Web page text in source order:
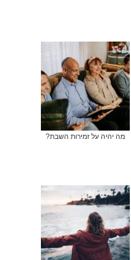
מה יהיה על זמירות השבת?